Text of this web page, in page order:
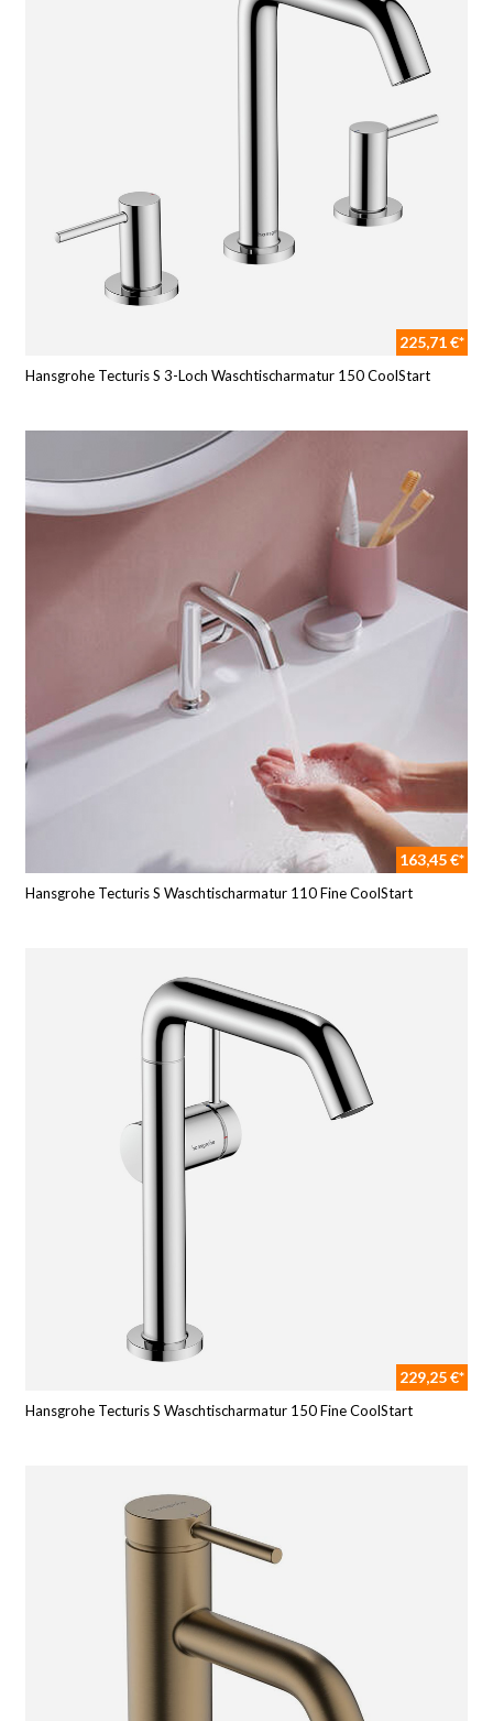
225,71 €*
Hansgrohe Tecturis S 3-Loch Waschtischarmatur 150 CoolStart
163,45 €*
Hansgrohe Tecturis S Waschtischarmatur 110 Fine CoolStart
229,25 €*
Hansgrohe Tecturis S Waschtischarmatur 150 Fine CoolStart